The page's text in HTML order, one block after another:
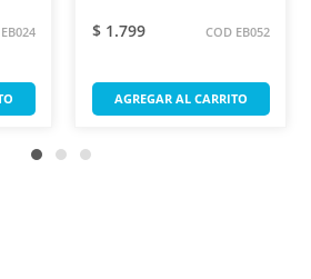
$ 1.799 COD EB052
AGREGAR AL CARRITO